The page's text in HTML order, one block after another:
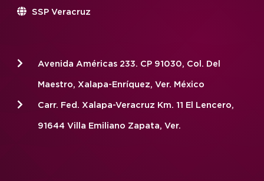
SSP Veracruz
Avenida Américas 233. CP 91030, Col. Del
Maestro, Xalapa-Enríquez, Ver. México
Carr. Fed. Xalapa-Veracruz Km. 11 El Lencero,
91644 Villa Emiliano Zapata, Ver.